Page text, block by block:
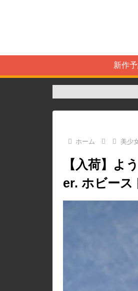
新作
ホーム 美少
【入荷】よ
er. ホビース